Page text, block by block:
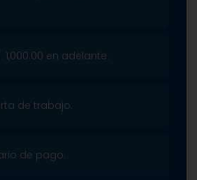
1,000.00 en adelante.
de trabajo.
de pago.